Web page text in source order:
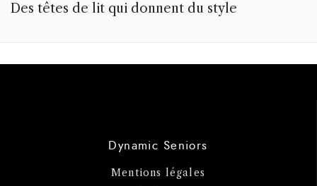
Des têtes de lit qui donnent du style
Dynamic Seniors
Mentions légales